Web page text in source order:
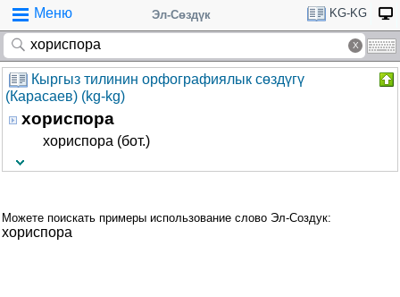
Меню Эл-Сөздүк KG-KG
Кыргыз тилинин орфографиялык сөздүгү
(Карасаев) (kg-kg)
хориспора
хориспора (бот.)
Можете поискать примеры использование слово Эл-Создук:
хориспора